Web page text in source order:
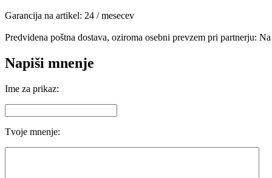
Garancija na artikel: 24 / mesecev
Predvidena poštna dostava, oziroma osebni prevzem pri partnerju:
Napiši mnenje
Ime za prikaz:
Tvoje mnenje: